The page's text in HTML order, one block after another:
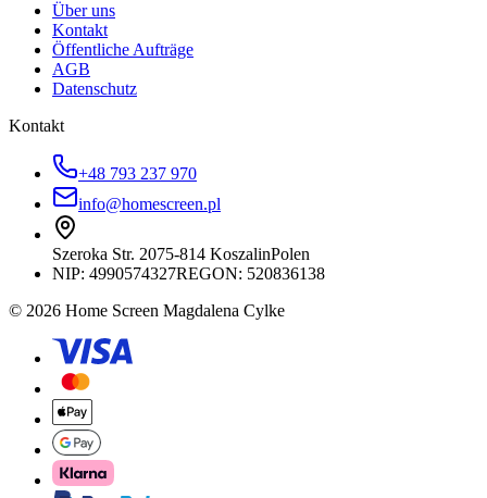
Über uns
Kontakt
Öffentliche Aufträge
AGB
Datenschutz
Kontakt
+48 793 237 970
info@homescreen.pl
Szeroka Str. 2075-814 KoszalinPolen
NIP: 4990574327REGON: 520836138
© 2026 Home Screen Magdalena Cylke